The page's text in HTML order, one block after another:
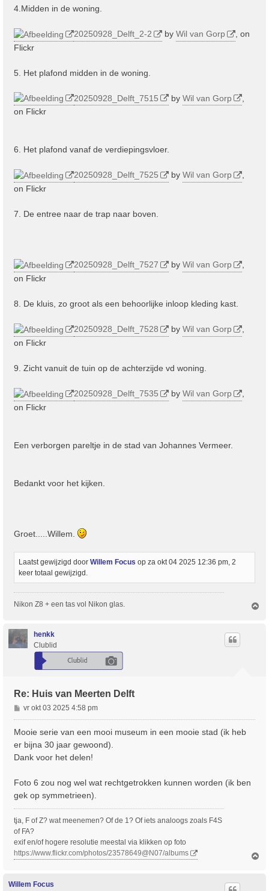
4.Midden in de woning.
20250928_Delft_2-2 by Wil van Gorp
, on
Flickr
5. Het plafond midden in de woning.
20250928_Delft_7515 by Wil van Gorp
on Flickr
6. Het plafond vanaf de verdiepingsvloer.
20250928_Delft_7525 by Wil van Gorp
,
on Flickr
7. De entree naar de trap naar boven.
20250928_Delft_7527 by Wil van Gorp
,
on Flickr
8. De kluis, zo groot als een behoorlijke inloop kleding kast.
20250928_Delft_7528 by Wil van Gorp
on Flickr
9. Zicht vanuit de tuin op de achterzijde vd woning.
20250928_Delft_7535 by Wil van Gorp
on Flickr
Een verborgen pareltje in de stad van Johannes Vermeer.
Bedankt voor het kijken.
Groet.....Willem.
Laatst gewijzigd door Willem Focus op za okt 04 2025 12:36 pm, 2
keer totaal gewijzigd.
Nikon Z8 + een tas vol Nikon glas.
henkk
Clublid
Re: Huis van Meerten Delft
B
e
r
h
vr okt 03 2025 4:58 pm
Mooie serie van een mooi museum in een mooie stad (ik heb
er bijna 30 jaar gewoond).
Dank voor het delen!
Foto 6 zou nog wel wat rechtgetrokken kunnen worden (ik ben
gek op symmetrieen).
tja, F of Z? wat meenemen? Of de 1? Of iets analoogs zoals F4S
of FA?
exif en/of hogere resolutie meestal via klikken op foto
https://www.flickr.com/photos/23578649@N07/albums
Willem Focus